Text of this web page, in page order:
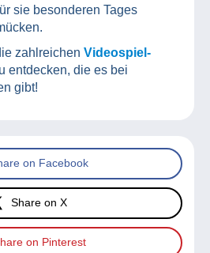
sie besonderen Tages
zahlreichen Videospiel-
entdecken, die es bei
gibt!
on Facebook
Share on X
on Pinterest